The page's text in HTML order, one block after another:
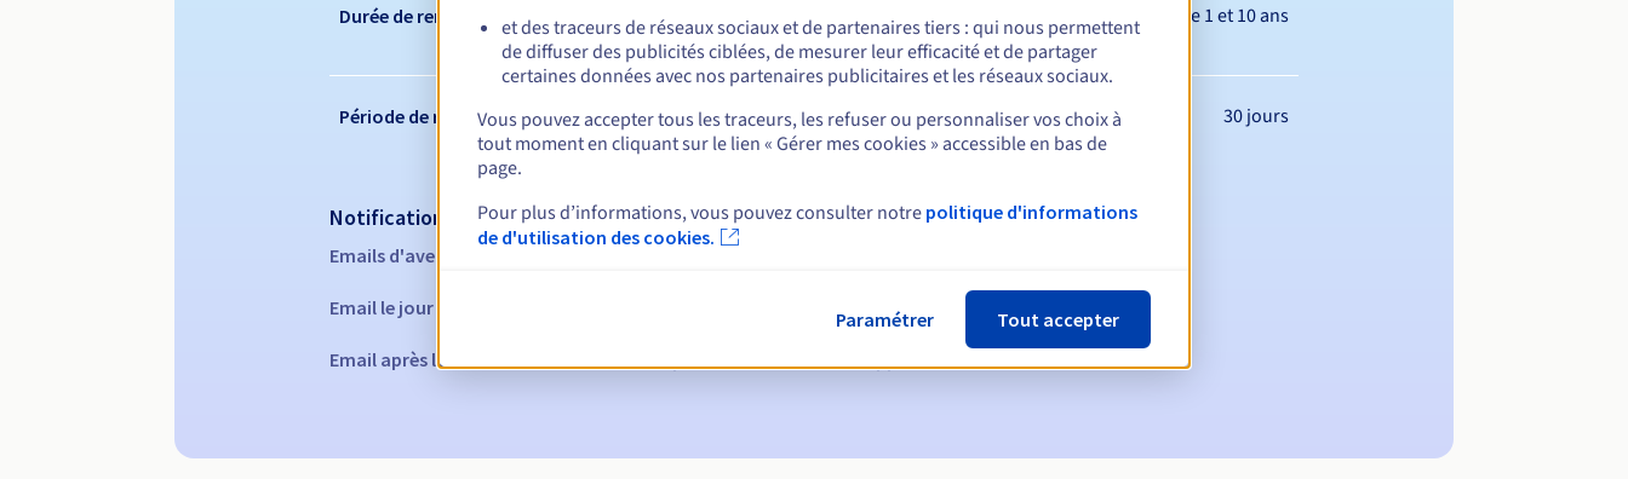
Durée de renouvellement Entre 1 et 10 ans
Période de rédemption 30 jours
Notifications automatiques :
Emails d'avertissement :
Email le jour de l'expiration pour notification de la suspension du nom de domaine
Email après la Redemption Grace Period pour notification de la suppression du nom de domaine
et des traceurs de réseaux sociaux et de partenaires tiers : qui nous permettent
de diffuser des publicités ciblées, de mesurer leur efficacité et de partager
certaines données avec nos partenaires publicitaires et les réseaux sociaux.
Vous pouvez accepter tous les traceurs, les refuser ou personnaliser vos choix à
tout moment en cliquant sur le lien « Gérer mes cookies » accessible en bas de
page.
Pour plus d’informations, vous pouvez consulter notre politique d'informations
de d'utilisation des cookies.
Paramétrer Tout accepter